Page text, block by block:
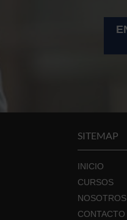
SITEMAP
INICIO
CURSOS
NOSOTROS
CONTACTO